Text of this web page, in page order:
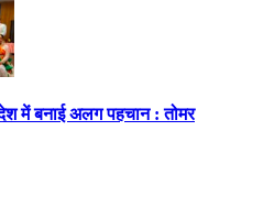
में बनाई अलग पहचान : तोमर